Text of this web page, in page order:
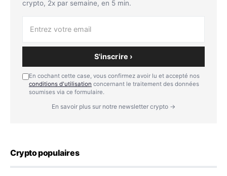
crypto, 2x par semaine, en 5 min.
S'inscrire ›
En cochant cette case, vous confirmez avoir lu et accepté nos
conditions d'utilisation concernant le traitement des données
soumises via ce formulaire.
En savoir plus sur notre newsletter crypto →
Crypto populaires